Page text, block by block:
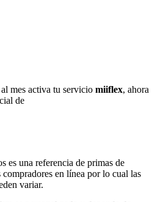
mes activa tu servicio miiflex, ahora
de
es una referencia de primas de
en línea por lo cual las
variar.